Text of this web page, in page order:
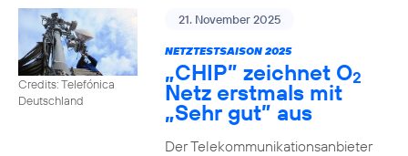
Credits: Telefónica
Deutschland
21. November 2025
NETZTESTSAISON 2025
„CHIP” zeichnet O2
Netz erstmals mit
„Sehr gut” aus
Der Telekommunikationsanbieter